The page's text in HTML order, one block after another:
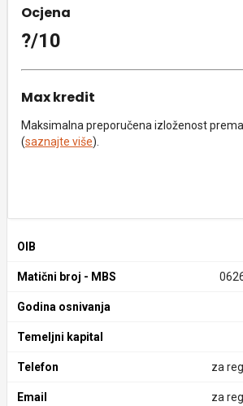
Ocjena
?/10
Max kredit
Maksimalna preporučena izloženost
(saznajte više).
OIB
Matični broj - MBS
Godina osnivanja
Temeljni kapital
Telefon za
Email za